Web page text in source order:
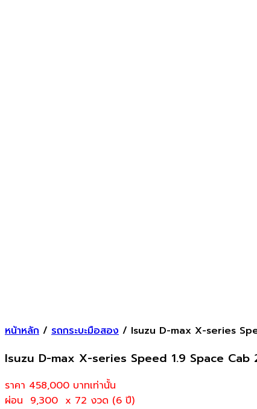
หน้าหลัก / รถกระบะมือสอง / Isuzu D-max X-series
Isuzu D-max X-series Speed 1.9 Space Cab
ราคา 458,000 บาทเท่านั้น
ผ่อน 9,300 x 72 งวด (6 ปี)